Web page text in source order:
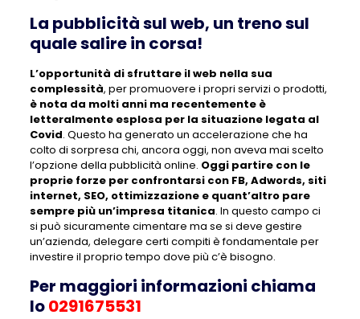
La pubblicità sul web, un treno sul
quale salire in corsa!
L’opportunità di sfruttare il web nella sua
complessità, per promuovere i propri servizi o prodotti,
è nota da molti anni ma recentemente è
letteralmente esplosa per la situazione legata al
Covid. Questo ha generato un accelerazione che ha
colto di sorpresa chi, ancora oggi, non aveva mai scelto
l’opzione della pubblicità online. Oggi partire con le
proprie forze per confrontarsi con FB, Adwords, siti
internet, SEO, ottimizzazione e quant’altro pare
sempre più un’impresa titanica. In questo campo ci
si può sicuramente cimentare ma se si deve gestire
un’azienda, delegare certi compiti è fondamentale per
investire il proprio tempo dove più c’è bisogno.
Per maggiori informazioni chiama
lo0291675531